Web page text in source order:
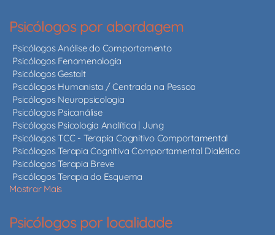
Psicólogos por abordagem
Psicólogos Análise do Comportamento
Psicólogos Fenomenologia
Psicólogos Gestalt
Psicólogos Humanista / Centrada na Pessoa
Psicólogos Neuropsicologia
Psicólogos Psicanálise
Psicólogos Psicologia Analítica | Jung
Psicólogos TCC - Terapia Cognitivo Comportamental
Psicólogos Terapia Cognitiva Comportamental Dialética
Psicólogos Terapia Breve
Psicólogos Terapia do Esquema
Mostrar Mais
Psicólogos por localidade